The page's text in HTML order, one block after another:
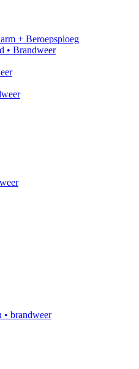
+ Beroepsploeg
• Brandweer
• brandweer